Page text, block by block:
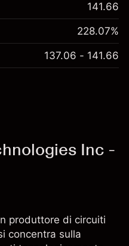
141.66
228.07%
137.06 - 141.66
Inc -
produttore di circuiti
concentra sulla